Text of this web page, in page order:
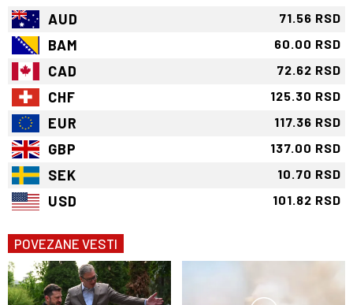
AUD 71.56 RSD
BAM 60.00 RSD
CAD 72.62 RSD
CHF 125.30 RSD
EUR 117.36 RSD
GBP 137.00 RSD
SEK 10.70 RSD
USD 101.82 RSD
POVEZANE VESTI